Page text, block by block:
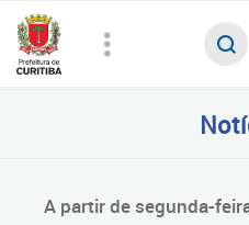
A partir de segunda-